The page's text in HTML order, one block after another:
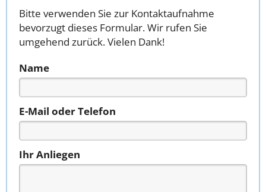
Bitte verwenden Sie zur Kontaktaufnahme
bevorzugt dieses Formular. Wir rufen Sie
umgehend zurück. Vielen Dank!
Name
E-Mail oder Telefon
Ihr Anliegen